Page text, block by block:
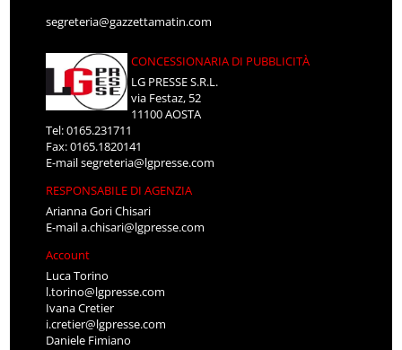
segreteria@gazzettamatin.com
CONCESSIONARIA DI PUBBLICITÀ
LG PRESSE S.R.L.
via Festaz, 52
11100 AOSTA
Tel: 0165.231711
Fax: 0165.1820141
E-mailsegreteria@lgpresse.com
RESPONSABILE DI AGENZIA
Arianna Gori Chisari
E-maila.chisari@lgpresse.com
Account
Luca Torino
l.torino@lgpresse.com
Ivana Cretier
i.cretier@lgpresse.com
Daniele Fimiano